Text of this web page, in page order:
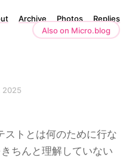
Archive Photos
Replies
Also on Micro.blog
2025
ストとは何のために行な
ちんと理解していない